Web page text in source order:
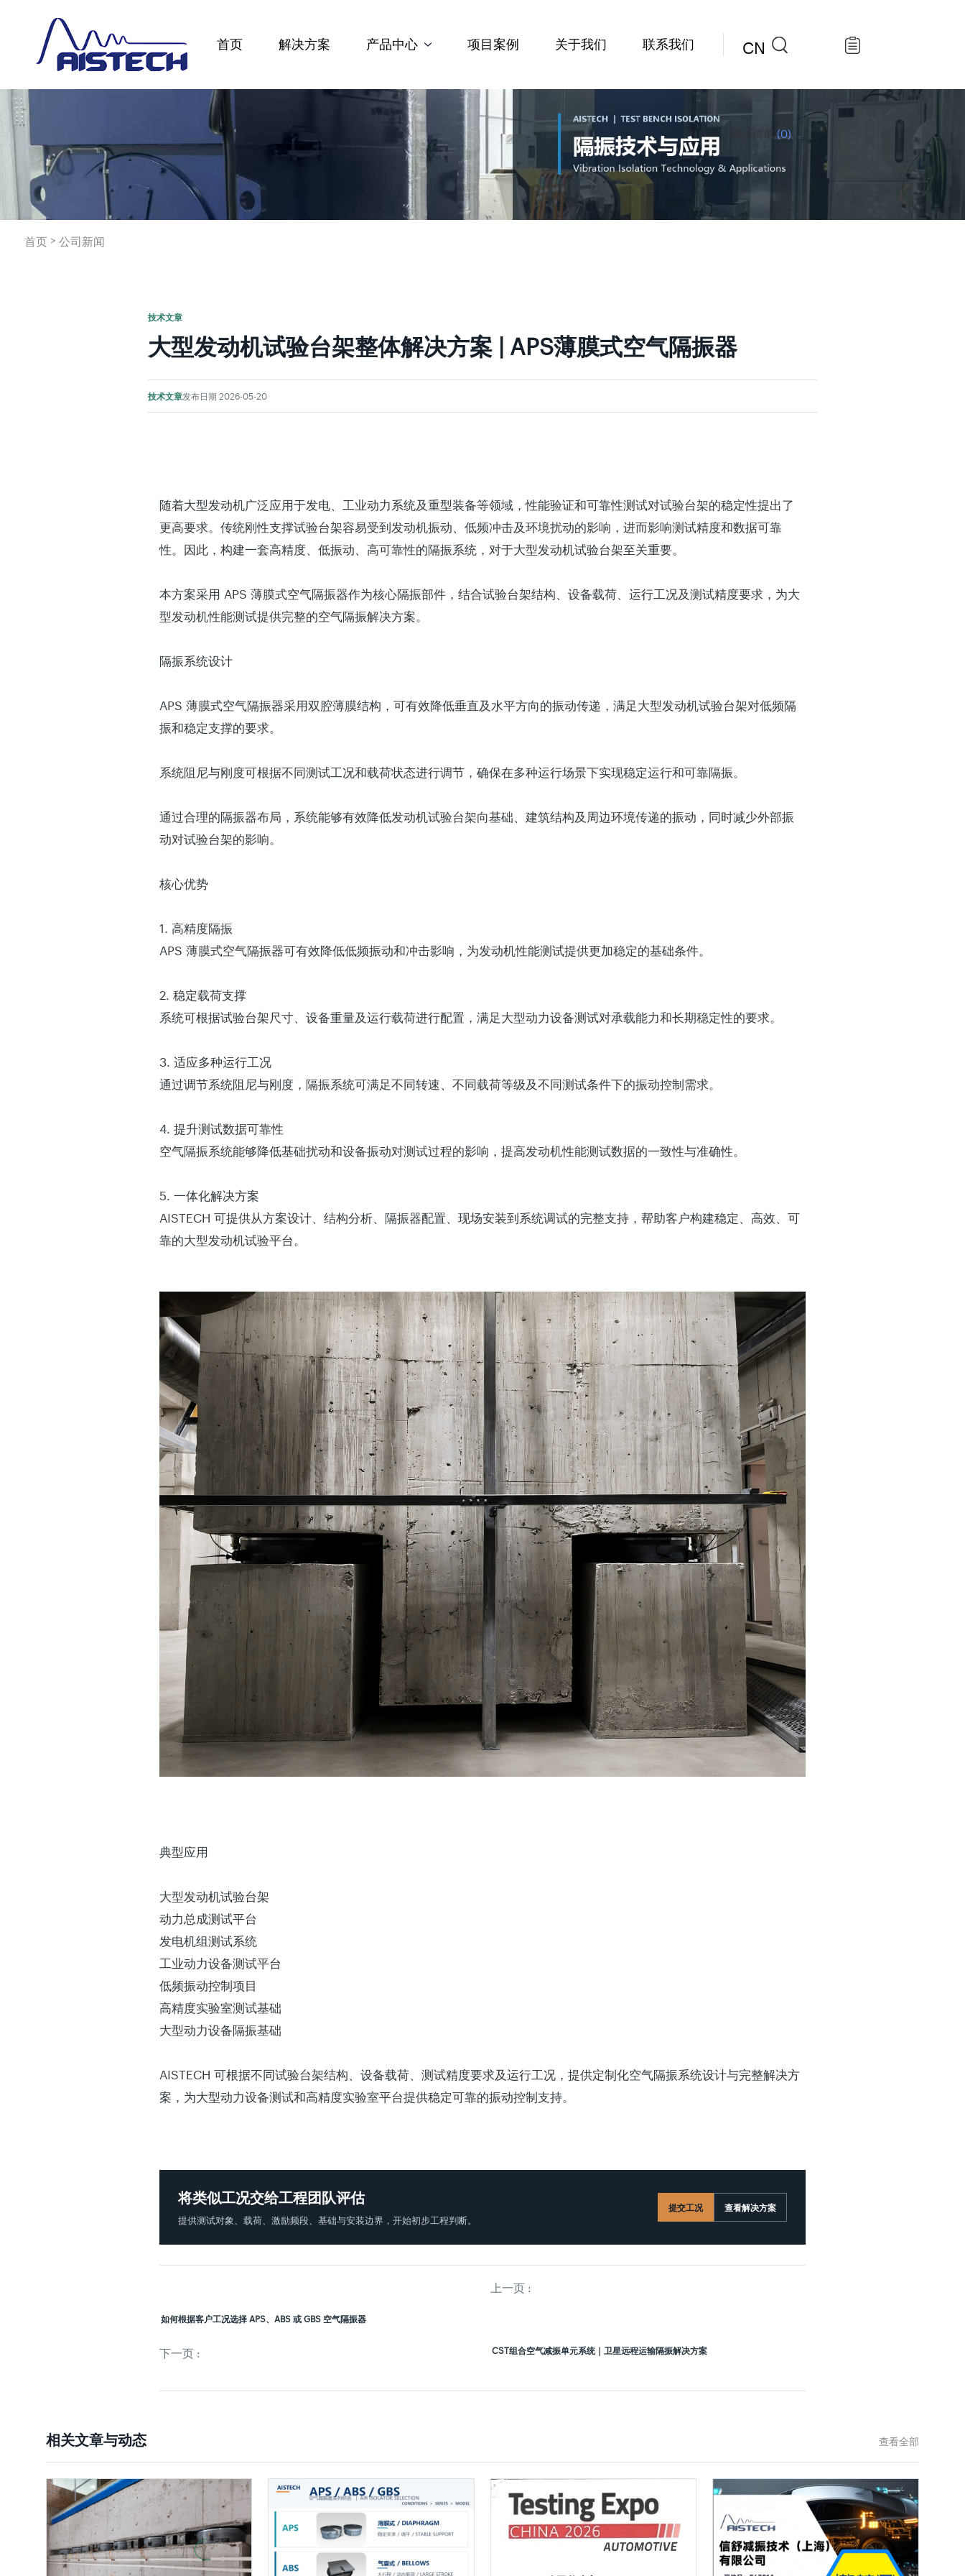
CN
询价清单 (0)
首页 解决方案 产品中心 项目案例 关于我们 联系我们
首页> 公司新闻
技术文章
大型发动机试验台架整体解决方案 | APS薄膜式空气隔振器
技术文章发布日期 2026-05-20
随着大型发动机广泛应用于发电、工业动力系统及重型装备等领域，性能验证和可靠性测试对试验台架的稳定性提出了
更高要求。传统刚性支撑试验台架容易受到发动机振动、低频冲击及环境扰动的影响，进而影响测试精度和数据可靠
性。因此，构建一套高精度、低振动、高可靠性的隔振系统，对于大型发动机试验台架至关重要。
本方案采用 APS 薄膜式空气隔振器作为核心隔振部件，结合试验台架结构、设备载荷、运行工况及测试精度要求，为大
型发动机性能测试提供完整的空气隔振解决方案。
隔振系统设计
APS 薄膜式空气隔振器采用双腔薄膜结构，可有效降低垂直及水平方向的振动传递，满足大型发动机试验台架对低频隔
振和稳定支撑的要求。
系统阻尼与刚度可根据不同测试工况和载荷状态进行调节，确保在多种运行场景下实现稳定运行和可靠隔振。
通过合理的隔振器布局，系统能够有效降低发动机试验台架向基础、建筑结构及周边环境传递的振动，同时减少外部振
动对试验台架的影响。
核心优势
1. 高精度隔振
APS 薄膜式空气隔振器可有效降低低频振动和冲击影响，为发动机性能测试提供更加稳定的基础条件。
2. 稳定载荷支撑
系统可根据试验台架尺寸、设备重量及运行载荷进行配置，满足大型动力设备测试对承载能力和长期稳定性的要求。
3. 适应多种运行工况
通过调节系统阻尼与刚度，隔振系统可满足不同转速、不同载荷等级及不同测试条件下的振动控制需求。
4. 提升测试数据可靠性
空气隔振系统能够降低基础扰动和设备振动对测试过程的影响，提高发动机性能测试数据的一致性与准确性。
5. 一体化解决方案
AISTECH 可提供从方案设计、结构分析、隔振器配置、现场安装到系统调试的完整支持，帮助客户构建稳定、高效、可
靠的大型发动机试验平台。
典型应用
大型发动机试验台架
动力总成测试平台
发电机组测试系统
工业动力设备测试平台
低频振动控制项目
高精度实验室测试基础
大型动力设备隔振基础
AISTECH 可根据不同试验台架结构、设备载荷、测试精度要求及运行工况，提供定制化空气隔振系统设计与完整解决方
案，为大型动力设备测试和高精度实验室平台提供稳定可靠的振动控制支持。
将类似工况交给工程团队评估
提供测试对象、载荷、激励频段、基础与安装边界，开始初步工程判断。
提交工况 查看解决方案
上一页 :
如何根据客户工况选择 APS、ABS 或 GBS 空气隔振器
下一页 : CST组合空气减振单元系统｜卫星远程运输隔振解决方案
相关文章与动态 查看全部